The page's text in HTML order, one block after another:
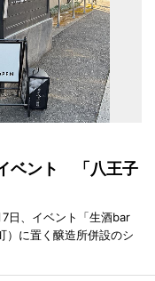
ベント 「八王子
日、イベント「生酒bar
）に置く醸造所併設のシ